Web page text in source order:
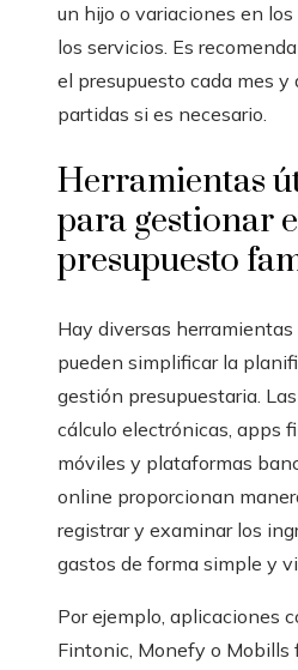
un hijo o variaciones en los
los servicios. Es
el presupuesto cada mes y
partidas si es necesario.
Herramientas
para gestionar
presupuesto
Hay diversas herramientas
pueden simplificar la
gestión presupuestaria.
cálculo electrónicas, apps
móviles y plataformas
online proporcionan
registrar y examinar los
gastos de forma simple y
Por ejemplo, aplicaciones
Fintonic, Monefy o Mobills